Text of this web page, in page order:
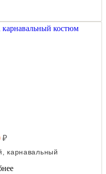
₽
карнавальный